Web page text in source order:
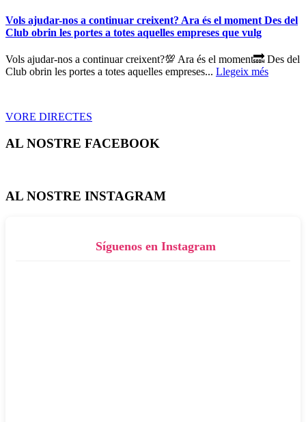
Vols ajudar-nos a continuar creixent? Ara és el moment Des del
Club obrin les portes a totes aquelles empreses que vulg
Vols ajudar-nos a continuar creixent?💯 Ara és el moment🔜 Des del
Club obrin les portes a totes aquelles empreses... Llegeix més
VORE DIRECTES
AL NOSTRE FACEBOOK
AL NOSTRE INSTAGRAM
Síguenos en Instagram